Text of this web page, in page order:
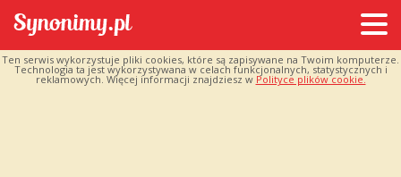
Ten serwis wykorzystuje pliki cookies, które są zapisywane na Twoim komputerze.
Technologia ta jest wykorzystywana w celach funkcjonalnych, statystycznych i
reklamowych. Więcej informacji znajdziesz w Polityce plików cookie.